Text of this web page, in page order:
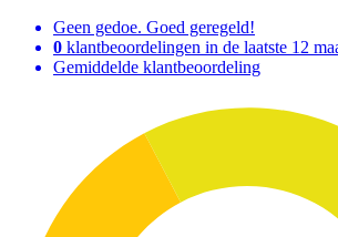
Geen gedoe. Goed geregeld!
0 klantbeoordelingen in de laatste 12
Gemiddelde klantbeoordeling